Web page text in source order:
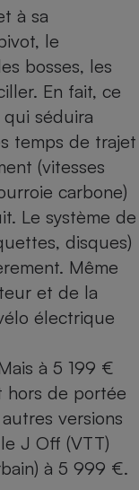
à sa
le
bosses, les
En fait, ce
séduira
temps de trajet
(vitesses
carbone)
Le système de
disques)
Même
et de la
électrique
à 5 199 €
hors de portée
versions
J Off (VTT)
à 5 999 €.